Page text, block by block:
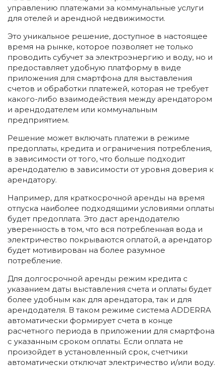
управлению платежами за коммунальные услуги
для отелей и арендной недвижимости.
Это уникальное решение, доступное в настоящее
время на рынке, которое позволяет не только
проводить субучет за электроэнергию и воду, но и
предоставляет удобную платформу в виде
приложения для смартфона для выставления
счетов и обработки платежей, которая не требует
какого-либо взаимодействия между арендатором
и арендодателем или коммунальным
предприятием.
Решение может включать платежи в режиме
предоплаты, кредита и ограничения потребления,
в зависимости от того, что больше подходит
арендодателю в зависимости от уровня доверия к
арендатору.
Например, для краткосрочной аренды на время
отпуска наиболее подходящими условиями оплаты
будет предоплата. Это даст арендодателю
уверенность в том, что вся потребленная вода и
электричество покрываются оплатой, а арендатор
будет мотивирован на более разумное
потребление.
Для долгосрочной аренды режим кредита с
указанием даты выставления счета и оплаты будет
более удобным как для арендатора, так и для
арендодателя. В таком режиме система ADDERRA
автоматически формирует счета в конце
расчетного периода в приложении для смартфона
с указанным сроком оплаты. Если оплата не
произойдет в установленный срок, счетчики
автоматически отключат электричество и/или воду.